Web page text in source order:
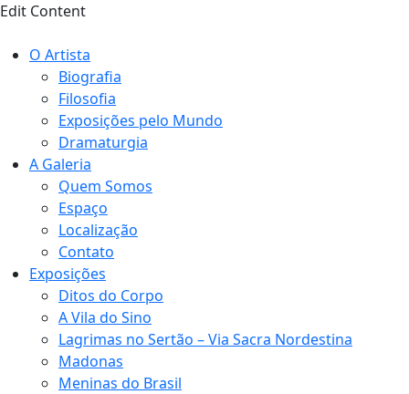
Edit Content
O Artista
Biografia
Filosofia
Exposições pelo Mundo
Dramaturgia
A Galeria
Quem Somos
Espaço
Localização
Contato
Exposições
Ditos do Corpo
A Vila do Sino
Lagrimas no Sertão – Via Sacra Nordestina
Madonas
Meninas do Brasil